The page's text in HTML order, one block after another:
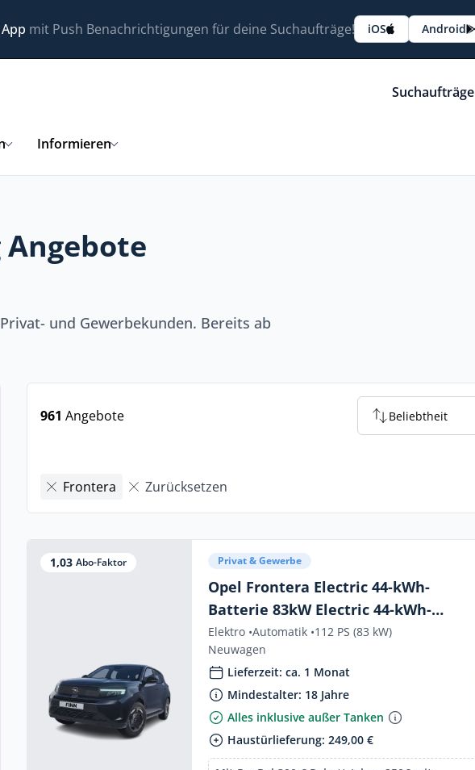
mit Push Benachrichtigungen für deine Suchaufträge! iOS Android
Suchaufträge
Informieren
und Gewerbekunden. Bereits ab
961 Angebote Beliebtheit
Frontera Zurücksetzen
1,03 Abo-Faktor Privat & Gewerbe
Opel Frontera Electric 44-kWh-
Batterie 83kW Electric 44-kWh-
Batterie 83kW Edition
Elektro •Automatik •112 PS (83 kW)
Neuwagen
Lieferzeit: ca. 1 Monat
Mindestalter: 18 Jahre
Alles inklusive außer Tanken
Haustürlieferung: 249,00 €